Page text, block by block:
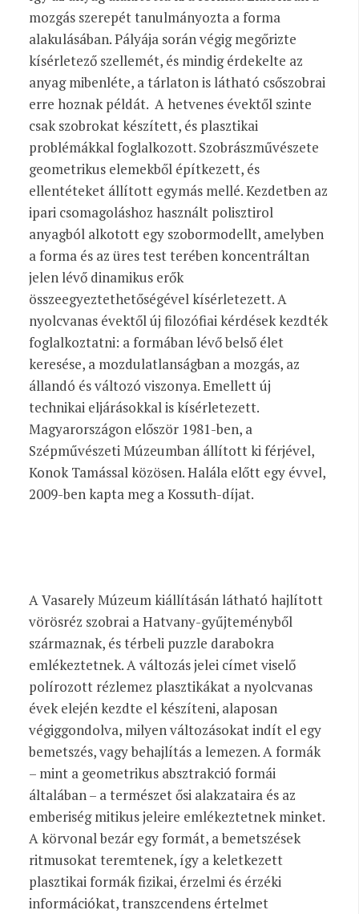
mozgás szerepét tanulmányozta a forma
alakulásában. Pályája során végig megőrizte
kísérletező szellemét, és mindig érdekelte az
anyag mibenléte, a tárlaton is látható csőszobrai
erre hoznak példát. A hetvenes évektől szinte
csak szobrokat készített, és plasztikai
problémákkal foglalkozott. Szobrászművészete
geometrikus elemekből építkezett, és
ellentéteket állított egymás mellé. Kezdetben az
ipari csomagoláshoz használt polisztirol
anyagból alkotott egy szobormodellt, amelyben
a forma és az üres test terében koncentráltan
jelen lévő dinamikus erők
összeegyeztethetőségével kísérletezett. A
nyolcvanas évektől új filozófiai kérdések kezdték
foglalkoztatni: a formában lévő belső élet
keresése, a mozdulatlanságban a mozgás, az
állandó és változó viszonya. Emellett új
technikai eljárásokkal is kísérletezett.
Magyarországon először 1981-ben, a
Szépművészeti Múzeumban állított ki férjével,
Konok Tamással közösen. Halála előtt egy évvel,
2009-ben kapta meg a Kossuth-díjat.
A Vasarely Múzeum kiállításán látható hajlított
vörösréz szobrai a Hatvany-gyűjteményből
származnak, és térbeli puzzle darabokra
emlékeztetnek. A változás jelei címet viselő
polírozott rézlemez plasztikákat a nyolcvanas
évek elején kezdte el készíteni, alaposan
végiggondolva, milyen változásokat indít el egy
bemetszés, vagy behajlítás a lemezen. A formák
– mint a geometrikus absztrakció formái
általában – a természet ősi alakzataira és az
emberiség mitikus jeleire emlékeztetnek minket.
A körvonal bezár egy formát, a bemetszések
ritmusokat teremtenek, így a keletkezett
plasztikai formák fizikai, érzelmi és érzéki
információkat, transzcendens értelmet